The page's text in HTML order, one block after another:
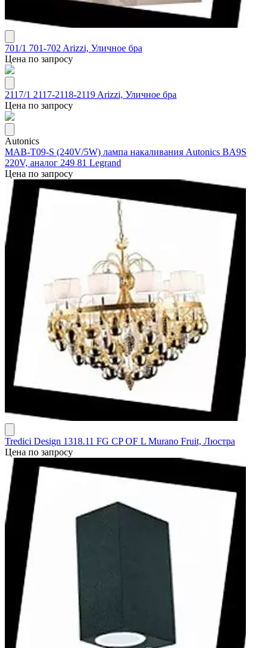
701/1 701-702 Arizzi, Уличное бра
Цена по запросу
2117/1 2117-2118-2119 Arizzi, Уличное бра
Цена по запросу
Autonics
MAB-T09-S (240V/5W) лампа накаливания Autonics BA9S
220V, аналог 249 81 Legrand
Цена по запросу
Tredici Design 1318.11 FG CP OF L Murano Fruit, Люстра
Цена по запросу